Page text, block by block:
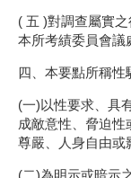
( 五 )對調查屬實
本所考績委員會議
四、本要點所稱性
(一)以性要求、具
成敵意性、脅迫
尊嚴、人身自由或